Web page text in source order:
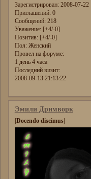
Зарегистрирован: 2008-07-22
Приглашений:0
Сообщений:218
Уважение: [+4/-0]
Позитив: [+4/-0]
Пол:Женский
Провел на форуме:
1 день 4 часа
Последний визит:
2008-09-13 21:13:22
Эмили Дримворк
|Docendo discimus|